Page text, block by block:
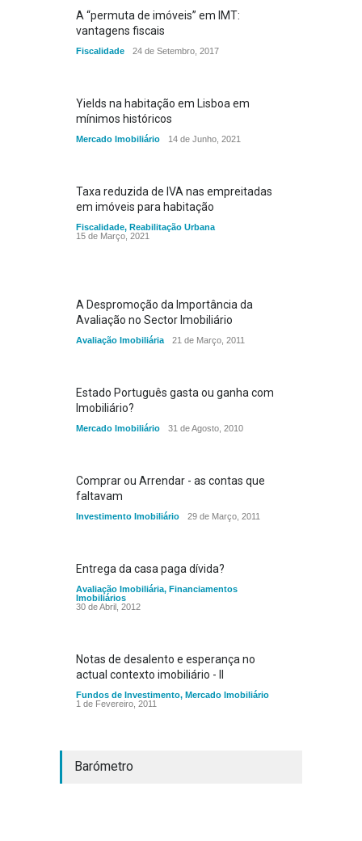
A “permuta de imóveis” em IMT:
vantagens fiscais
Fiscalidade 24 de Setembro, 2017
Yields na habitação em Lisboa em
mínimos históricos
Mercado Imobiliário 14 de Junho, 2021
Taxa reduzida de IVA nas empreitadas
em imóveis para habitação
Fiscalidade, Reabilitação Urbana
15 de Março, 2021
A Despromoção da Importância da
Avaliação no Sector Imobiliário
Avaliação Imobiliária 21 de Março, 2011
Estado Português gasta ou ganha com
Imobiliário?
Mercado Imobiliário 31 de Agosto, 2010
Comprar ou Arrendar - as contas que
faltavam
Investimento Imobiliário 29 de Março, 2011
Entrega da casa paga dívida?
Avaliação Imobiliária, Financiamentos
Imobiliários
30 de Abril, 2012
Notas de desalento e esperança no
actual contexto imobiliário - II
Fundos de Investimento, Mercado Imobiliário
1 de Fevereiro, 2011
Barómetro